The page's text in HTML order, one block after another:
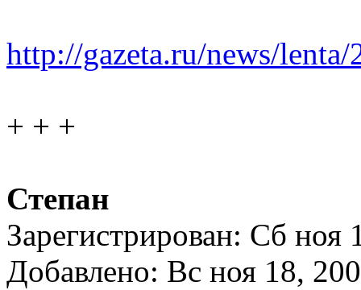
http://gazeta.ru/news/
+ + +
Степан
Зарегистрирован: Сб ноя
Добавлено: Вс ноя 18,